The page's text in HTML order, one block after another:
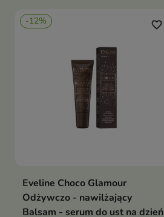
-12%
Dodaj do koszyka
favorite_border
Eveline Choco Glamour
Odżywczo - nawilżający
Balsam - serum do ust na dzień